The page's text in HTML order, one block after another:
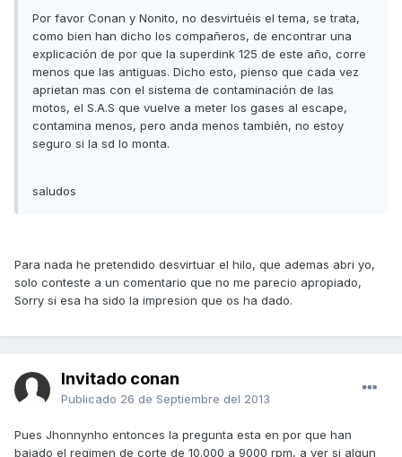
Por favor Conan y Nonito, no desvirtuéis el tema, se trata,
como bien han dicho los compañeros, de encontrar una
explicación de por que la superdink 125 de este año, corre
menos que las antiguas. Dicho esto, pienso que cada vez
aprietan mas con el sistema de contaminación de las
motos, el S.A.S que vuelve a meter los gases al escape,
contamina menos, pero anda menos también, no estoy
seguro si la sd lo monta.
saludos
Para nada he pretendido desvirtuar el hilo, que ademas abri yo,
solo conteste a un comentario que no me parecio apropiado,
Sorry si esa ha sido la impresion que os ha dado.
Invitado conan
Publicado 26 de Septiembre del 2013
Pues Jhonnynho entonces la pregunta esta en por que han
bajado el regimen de corte de 10.000 a 9000 rpm, a ver si algun